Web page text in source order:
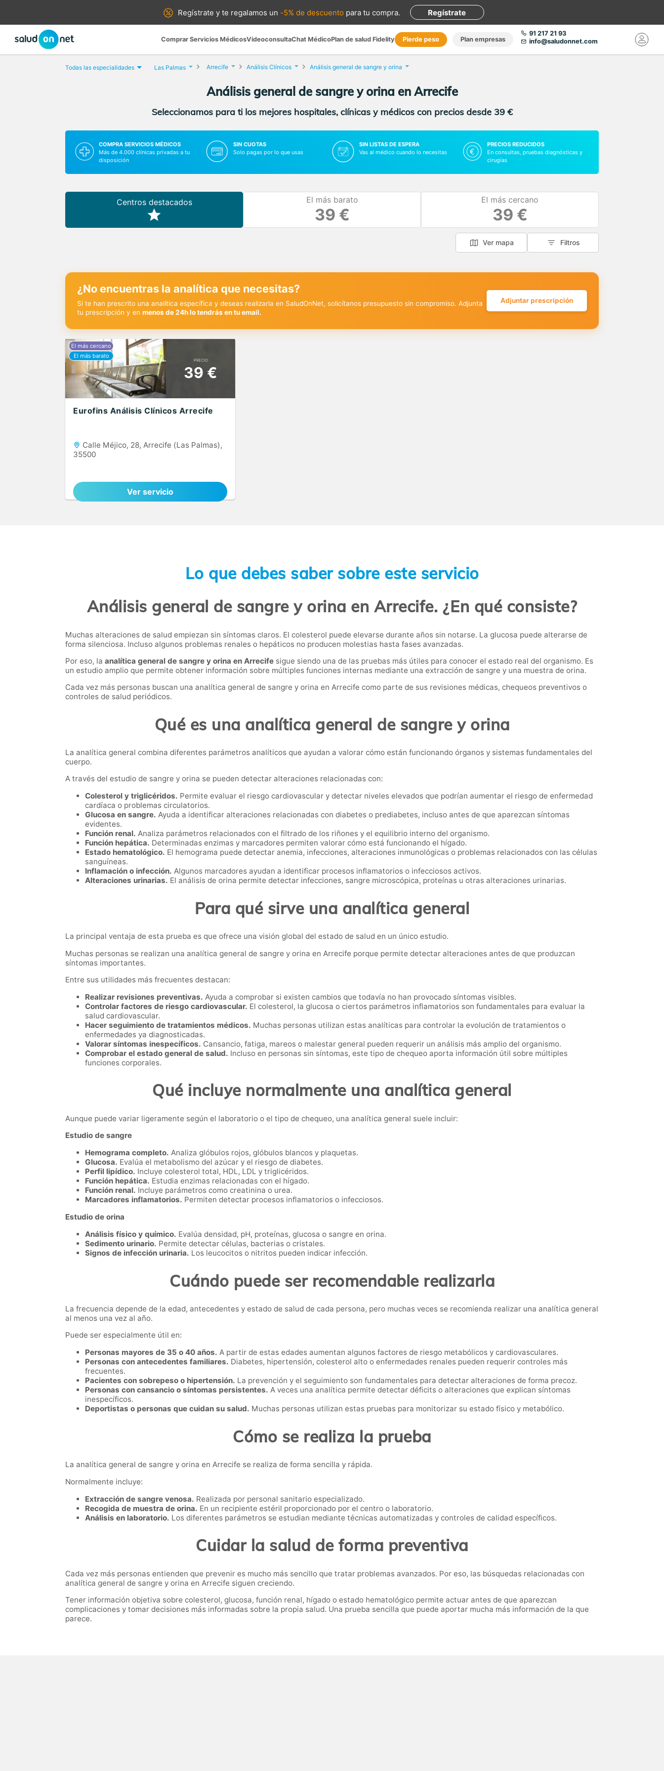
Regístrate yte regalamos un -5% de descuento para tu compra. Regístrate
Comprar Servicios MédicosVideoconsultaChat MédicoPlan de salud Fidelity Pierde peso Plan empresas
91 217 21 93
info@saludonnet.com
Todas las especialidades Las Palmas Arrecife Análisis Clínicos Análisis general de sangre y orina
Análisis general de sangre y orina en Arrecife
Seleccionamos para ti los mejores hospitales, clínicas y médicos con precios desde 39 €
COMPRA SERVICIOS MÉDICOS
Más de 4.000 clínicas privadas a tu
disposición
SIN CUOTAS
Solo pagas por lo que usas
SIN LISTAS DE ESPERA
Vas al médico cuando lo necesitas
PRECIOS REDUCIDOS
En consultas, pruebas diagnósticas y
cirugías
Centros destacados El más barato
39 €
El más cercano
39 €
Ver mapa Filtros
¿No encuentras la analítica que necesitas?
Si te han prescrito una analítica específica y deseas realizarla en SaludOnNet, solicítanos presupuesto sin compromiso. Adjunta
tu prescripción y en menos de 24h lo tendrás en tu email.
Adjuntar prescripción
PRECIO
39 €
Eurofins Análisis Clínicos Arrecife
Calle Méjico, 28, Arrecife (Las Palmas),
35500
Ver servicio
Lo que debes saber sobre este servicio
Análisis general de sangre y orina en Arrecife. ¿En qué consiste?
Muchas alteraciones de salud empiezan sin síntomas claros. El colesterol puede elevarse durante años sin notarse. La glucosa puede alterarse de
forma silenciosa. Incluso algunos problemas renales o hepáticos no producen molestias hasta fases avanzadas.
Por eso, la analítica general de sangre y orina en Arrecife sigue siendo una de las pruebas más útiles para conocer el estado real del organismo. Es
un estudio amplio que permite obtener información sobre múltiples funciones internas mediante una extracción de sangre y una muestra de orina.
Cada vez más personas buscan una analítica general de sangre y orina en Arrecife como parte de sus revisiones médicas, chequeos preventivos o
controles de salud periódicos.
Qué es una analítica general de sangre y orina
La analítica general combina diferentes parámetros analíticos que ayudan a valorar cómo están funcionando órganos y sistemas fundamentales del
cuerpo.
A través del estudio de sangre y orina se pueden detectar alteraciones relacionadas con:
Colesterol y triglicéridos. Permite evaluar el riesgo cardiovascular y detectar niveles elevados que podrían aumentar el riesgo de enfermedad
cardíaca o problemas circulatorios.
Glucosa en sangre. Ayuda a identificar alteraciones relacionadas con diabetes o prediabetes, incluso antes de que aparezcan síntomas
evidentes.
Función renal. Analiza parámetros relacionados con el filtrado de los riñones y el equilibrio interno del organismo.
Función hepática. Determinadas enzimas y marcadores permiten valorar cómo está funcionando el hígado.
Estado hematológico. El hemograma puede detectar anemia, infecciones, alteraciones inmunológicas o problemas relacionados con las células
sanguíneas.
Inflamación o infección. Algunos marcadores ayudan a identificar procesos inflamatorios o infecciosos activos.
Alteraciones urinarias. El análisis de orina permite detectar infecciones, sangre microscópica, proteínas u otras alteraciones urinarias.
Para qué sirve una analítica general
La principal ventaja de esta prueba es que ofrece una visión global del estado de salud en un único estudio.
Muchas personas se realizan una analítica general de sangre y orina en Arrecife porque permite detectar alteraciones antes de que produzcan
síntomas importantes.
Entre sus utilidades más frecuentes destacan:
Realizar revisiones preventivas. Ayuda a comprobar si existen cambios que todavía no han provocado síntomas visibles.
Controlar factores de riesgo cardiovascular. El colesterol, la glucosa o ciertos parámetros inflamatorios son fundamentales para evaluar la
salud cardiovascular.
Hacer seguimiento de tratamientos médicos. Muchas personas utilizan estas analíticas para controlar la evolución de tratamientos o
enfermedades ya diagnosticadas.
Valorar síntomas inespecíficos. Cansancio, fatiga, mareos o malestar general pueden requerir un análisis más amplio del organismo.
Comprobar el estado general de salud. Incluso en personas sin síntomas, este tipo de chequeo aporta información útil sobre múltiples
funciones corporales.
Qué incluye normalmente una analítica general
Aunque puede variar ligeramente según el laboratorio o el tipo de chequeo, una analítica general suele incluir:
Estudio de sangre
Hemograma completo. Analiza glóbulos rojos, glóbulos blancos y plaquetas.
Glucosa. Evalúa el metabolismo del azúcar y el riesgo de diabetes.
Perfil lipídico. Incluye colesterol total, HDL, LDL y triglicéridos.
Función hepática. Estudia enzimas relacionadas con el hígado.
Función renal. Incluye parámetros como creatinina o urea.
Marcadores inflamatorios. Permiten detectar procesos inflamatorios o infecciosos.
Estudio de orina
Análisis físico y químico. Evalúa densidad, pH, proteínas, glucosa o sangre en orina.
Sedimento urinario. Permite detectar células, bacterias o cristales.
Signos de infección urinaria. Los leucocitos o nitritos pueden indicar infección.
Cuándo puede ser recomendable realizarla
La frecuencia depende de la edad, antecedentes y estado de salud de cada persona, pero muchas veces se recomienda realizar una analítica general
al menos una vez al año.
Puede ser especialmente útil en:
Personas mayores de 35 o 40 años. A partir de estas edades aumentan algunos factores de riesgo metabólicos y cardiovasculares.
Personas con antecedentes familiares. Diabetes, hipertensión, colesterol alto o enfermedades renales pueden requerir controles más
frecuentes.
Pacientes con sobrepeso o hipertensión. La prevención y el seguimiento son fundamentales para detectar alteraciones de forma precoz.
Personas con cansancio o síntomas persistentes. A veces una analítica permite detectar déficits o alteraciones que explican síntomas
inespecíficos.
Deportistas o personas que cuidan su salud. Muchas personas utilizan estas pruebas para monitorizar su estado físico y metabólico.
Cómo se realiza la prueba
La analítica general de sangre y orina en Arrecife se realiza de forma sencilla y rápida.
Normalmente incluye:
Extracción de sangre venosa. Realizada por personal sanitario especializado.
Recogida de muestra de orina. En un recipiente estéril proporcionado por el centro o laboratorio.
Análisis en laboratorio. Los diferentes parámetros se estudian mediante técnicas automatizadas y controles de calidad específicos.
Cuidar la salud de forma preventiva
Cada vez más personas entienden que prevenir es mucho más sencillo que tratar problemas avanzados. Por eso, las búsquedas relacionadas con
analítica general de sangre y orina en Arrecife siguen creciendo.
Tener información objetiva sobre colesterol, glucosa, función renal, hígado o estado hematológico permite actuar antes de que aparezcan
complicaciones y tomar decisiones más informadas sobre la propia salud. Una prueba sencilla que puede aportar mucha más información de la que
parece.